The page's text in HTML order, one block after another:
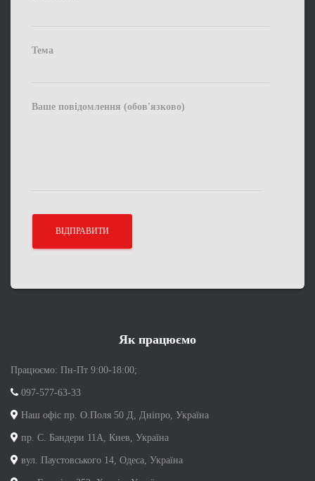
Тема
Ваше повідомлення (обов'язково)
Як працюємо
Працюємо: Пн-Пт 9:00-18:00;
097-577-63-33
Наш офіс пр. О.Поля 50 Д, Дніпро, Україна
пр. С. Бандери 11А, Киев, Україна
вул. Паустовського 14, Одеса, Україна